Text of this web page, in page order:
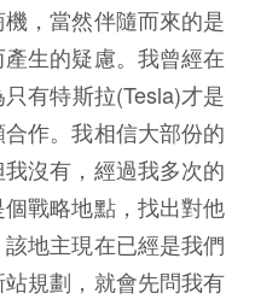
，當然伴隨而來的是
生的疑慮。我曾經在
有特斯拉(Tesla)才是
作。我相信大部份的
沒有，經過我多次的
戰略地點，找出對他
地主現在已經是我們
規劃，就會先問我有